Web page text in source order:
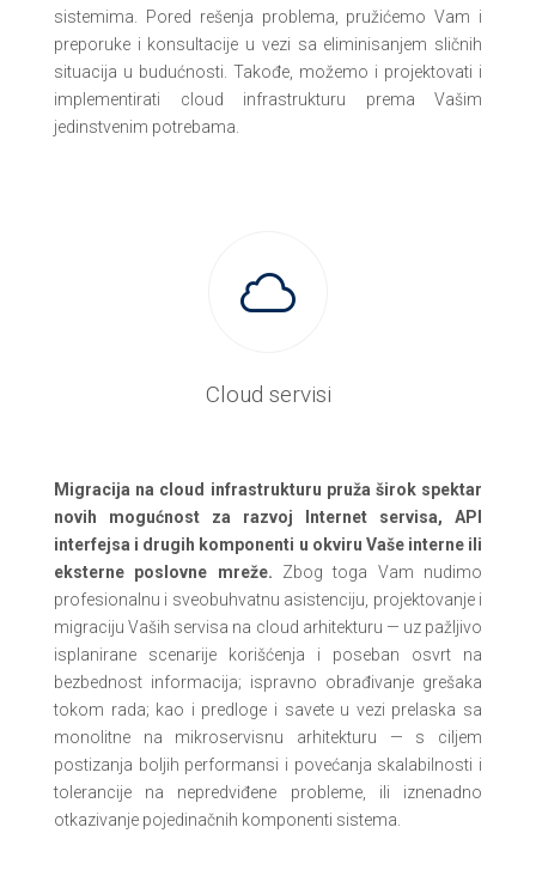
sistemima. Pored rešenja problema, pružićemo Vam i
preporuke i konsultacije u vezi sa eliminisanjem sličnih
situacija u budućnosti. Takođe, možemo i projektovati i
implementirati cloud infrastrukturu prema Vašim
jedinstvenim potrebama.
Cloud servisi
Migracija na cloud infrastrukturu pruža širok spektar
novih mogućnost za razvoj Internet servisa, API
interfejsa i drugih komponenti u okviru Vaše interne ili
eksterne poslovne mreže. Zbog toga Vam nudimo
profesionalnu i sveobuhvatnu asistenciju, projektovanje i
migraciju Vaših servisa na cloud arhitekturu — uz pažljivo
isplanirane scenarije korišćenja i poseban osvrt na
bezbednost informacija; ispravno obrađivanje grešaka
tokom rada; kao i predloge i savete u vezi prelaska sa
monolitne na mikroservisnu arhitekturu — s ciljem
postizanja boljih performansi i povećanja skalabilnosti i
tolerancije na nepredviđene probleme, ili iznenadno
otkazivanje pojedinačnih komponenti sistema.